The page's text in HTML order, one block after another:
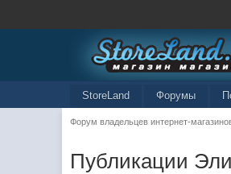
StoreLand Форумы
Форум владельцев интернет-
Публикации